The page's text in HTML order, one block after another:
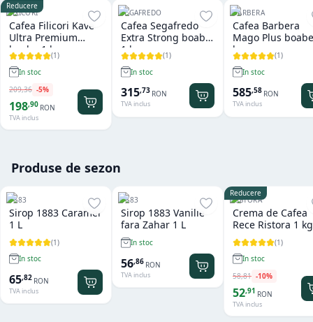
Reducere
FILICORI
Cafea Filicori Kave
Ultra Premium
boabe 1 kg
(1)
In stoc
209,36 -5%
198,90 RON
TVA inclus
SEGAFREDO
Cafea Segafredo
Extra Strong boabe
1 kg
(1)
In stoc
315,73 RON
TVA inclus
BARBERA
Cafea Barbera
Mago Plus
kg
(1)
In stoc
585,58 RON
TVA inclus
Produse de sezon
1883
Sirop 1883 Caramel
1 L
(1)
In stoc
65,82 RON
TVA inclus
1883
Sirop 1883 Vanilie
fara Zahar 1 L
In stoc
56,86 RON
TVA inclus
Reducere
RISTORA
Crema de Cafea
Rece Ristora 1 kg
(1)
In stoc
58,81 -10%
52,91 RON
TVA inclus